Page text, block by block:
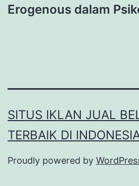
Erogenous dalam
SITUS IKLAN JUAL
TERBAIK DI
Proudly powered by